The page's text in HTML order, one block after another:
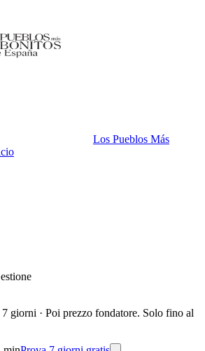
Los Pueblos Más
giorni · Poi prezzo fondatore. Solo fino al